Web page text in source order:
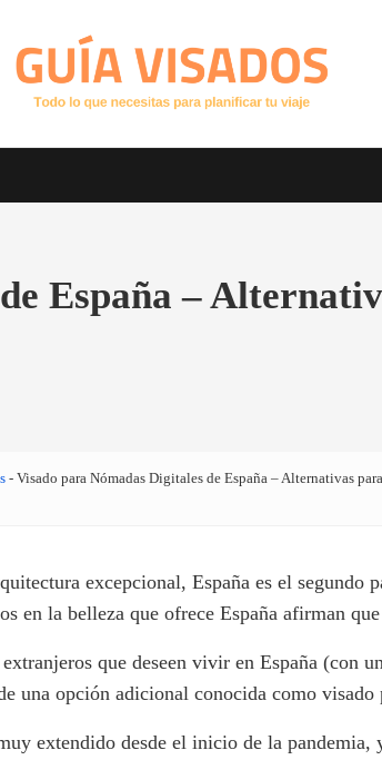
- Guía de visados
España –
- Visado para Nómadas Digitales de España – Alternativas
excepcional, España es el segundo
en la belleza que ofrece España afirman
que deseen vivir en España (con
una opción adicional conocida como visado
extendido desde el inicio de la pandemia,